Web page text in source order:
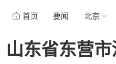
首页 要闻 北京
山东省东营